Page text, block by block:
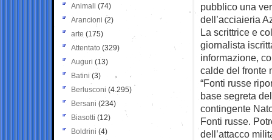
pubblico una
dell’acciaieria
La scrittrice e
giornalista
informazione,
calde del fronte
“Fonti russe
base segreta
contingente
Fonti russe.
dell’attacco
Animali (74)
Arancioni (2)
arte (175)
Attentato (329)
Auguri (13)
Batini (3)
Berlusconi (4.295)
Bersani (234)
Biasotti (12)
Boldrini (4)